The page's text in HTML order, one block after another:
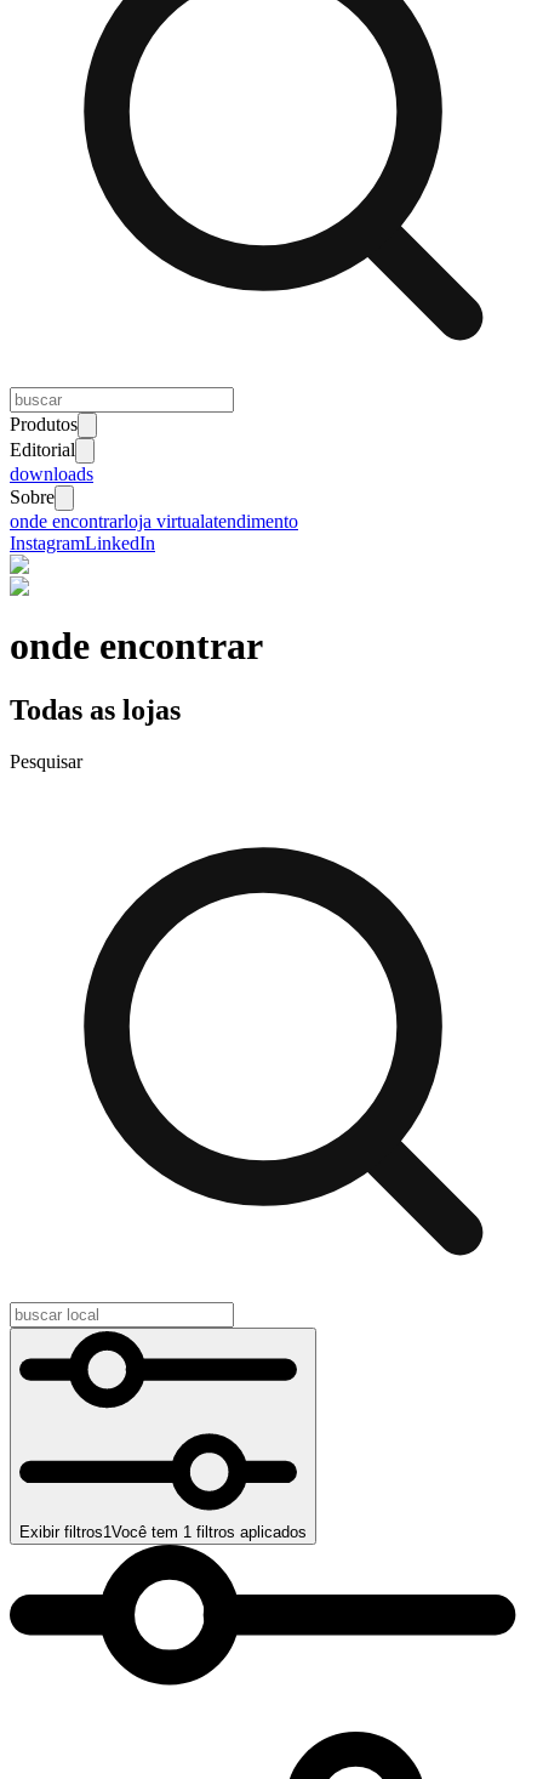
Produtos
Editorial
downloads
Sobre
onde encontrarloja virtualatendimento
InstagramLinkedIn
onde encontrar
Todas as lojas
Pesquisar
Exibir filtros1Você tem 1 filtros aplicados